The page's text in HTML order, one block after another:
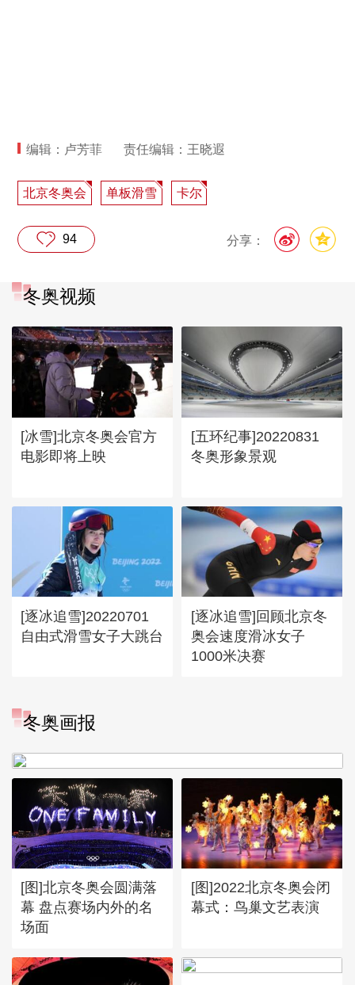
编辑：卢芳菲 责任编辑：王晓遐
北京冬奥会 单板滑雪 卡尔
分享：
94
冬奥视频
[冰雪]北京冬奥会官方
电影即将上映
[五环纪事]20220831
冬奥形象景观
[逐冰追雪]20220701
自由式滑雪女子大跳台
[逐冰追雪]回顾北京冬
奥会速度滑冰女子
1000米决赛
冬奥画报
[图]冬奥会冬残奥会表彰大会
[图]北京冬奥会圆满落
幕 盘点赛场内外的名
场面
[图]2022北京冬奥会闭
幕式：鸟巢文艺表演